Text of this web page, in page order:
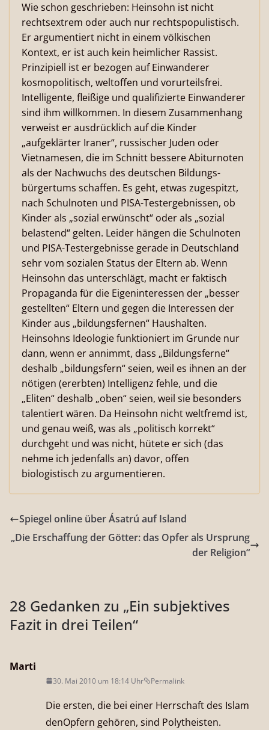
Wie schon geschrieben: Heinsohn ist nicht
rechtsextrem oder auch nur rechtspopulistisch.
Er argumentiert nicht in einem völkischen
Kontext, er ist auch kein heimlicher Rassist.
Prinzipiell ist er bezogen auf Einwanderer
kosmopolitisch, weltoffen und vorurteilsfrei.
Intelligente, fleißige und qualifizierte Einwanderer
sind ihm willkommen. In diesem Zusammenhang
verweist er ausdrücklich auf die Kinder
„aufgeklärter Iraner“, russischer Juden oder
Vietnamesen, die im Schnitt bessere Abiturnoten
als der Nachwuchs des deutschen Bildungs­
bürgertums schaffen. Es geht, etwas zugespitzt,
nach Schulnoten und PISA-Testergebnissen, ob
Kinder als „sozial erwünscht“ oder als „sozial
belastend“ gelten. Leider hängen die Schulnoten
und PISA-Testergebnisse gerade in Deutschland
sehr vom sozialen Status der Eltern ab. Wenn
Heinsohn das unterschlägt, macht er faktisch
Propaganda für die Eigeninteressen der „besser
gestellten“ Eltern und gegen die Interessen der
Kinder aus „bildungsfernen“ Haushalten.
Heinsohns Ideologie funktioniert im Grunde nur
dann, wenn er annimmt, dass „Bildungsferne“
deshalb „bildungsfern“ seien, weil es ihnen an der
nötigen (ererbten) Intelligenz fehle, und die
„Eliten“ deshalb „oben“ seien, weil sie besonders
talentiert wären. Da Heinsohn nicht weltfremd ist,
und genau weiß, was als „politisch korrekt“
durchgeht und was nicht, hütete er sich (das
nehme ich jedenfalls an) davor, offen
biologistisch zu argumentieren.
Spiegel online über Ásatrú auf Island
„Die Erschaffung der Götter: das Opfer als Ursprung
der Religion“
28 Gedanken zu „Ein subjektives
Fazit in drei Teilen“
Marti
30. Mai 2010 um 18:14 Uhr Permalink
Die ersten, die bei einer Herrschaft des Islam
denOpfern gehören, sind Polytheisten.